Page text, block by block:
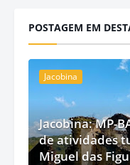
POSTAGEM EM
Jacobina
Jacobina: MP-
de atividades
Miguel das